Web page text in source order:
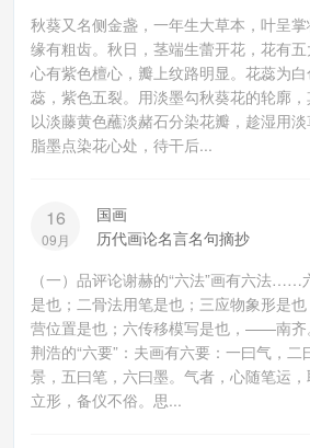
秋葵又名侧金盏，一年生大草本，叶呈
缘有粗齿。秋日，茎端生蕾开花，花有
心有紫色檀心，瓣上纹路明显。花蕊为
蕊，紫色五裂。用淡墨勾秋葵花的轮廓，
以淡藤黄色蘸淡赭石分染花瓣，趁湿用
脂墨点染花心处，待干后...
16
09月
国画
历代画论名言名句摘抄
（一）品评论谢赫的“六法”画有六法……
是也；二骨法用笔是也；三应物象形是
营位置是也；六传移模写是也，——南齐
荆浩的“六要”：夫画有六要：一曰气，
景，五曰笔，六曰墨。气者，心随笔运
立形，备仪不俗。思...